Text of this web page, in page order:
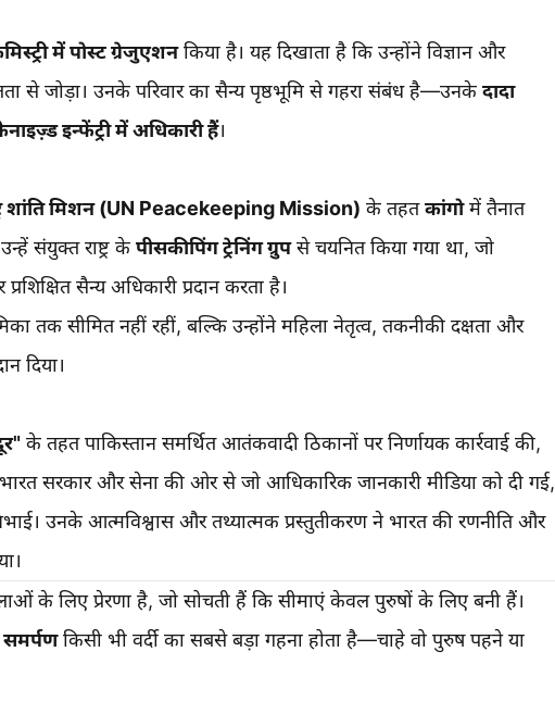
में पोस्ट ग्रेजुएशनकिया है। यह दिखाता है कि उन्होंने विज्ञान और
से जोड़ा। उनके परिवार का सैन्य पृष्ठभूमि से गहरा संबंध है—उनके दादा
इन्फेंट्री में अधिकारी हैं।
शांति मिशन (UN Peacekeeping Mission) के तहतकांगोमें तैनात
संयुक्त राष्ट्र के पीसकीपिंग ट्रेनिंग ग्रुपसे चयनित किया गया था, जो
सैन्य अधिकारी प्रदान करता है।
तक सीमित नहीं रहीं, बल्कि उन्होंने महिला नेतृत्व, तकनीकी दक्षता और
दिया।
के तहत पाकिस्तान समर्थित आतंकवादी ठिकानों पर निर्णायक कार्रवाई की,
सरकार और सेना की ओर से जो आधिकारिक जानकारी मीडिया को दी गई,
उनके आत्मविश्वास और तथ्यात्मक प्रस्तुतीकरण ने भारत की रणनीति और
के लिए प्रेरणा है, जो सोचती हैं कि सीमाएं केवल पुरुषों के लिए बनी हैं।
किसी भी वर्दी का सबसे बड़ा गहना होता है—चाहे वो पुरुष पहने या